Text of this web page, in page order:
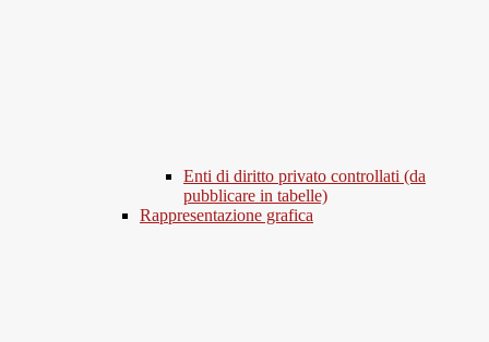
Enti di diritto privato controllati (da
pubblicare in tabelle)
Rappresentazione grafica